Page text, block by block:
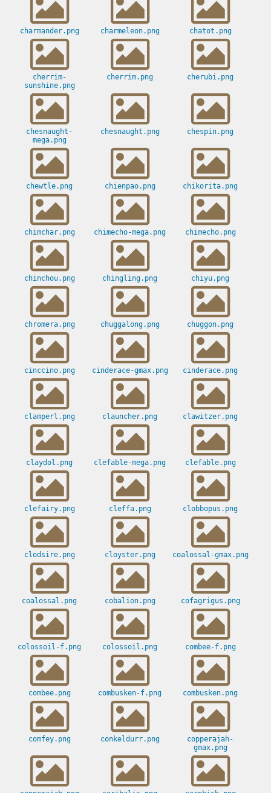
charmander.png charmeleon.png chatot.png
cherrim-
sunshine.png
cherrim.png cherubi.png
chesnaught-
mega.png
chesnaught.png chespin.png
chewtle.png chienpao.png chikorita.png
chimchar.png chimecho-mega.png chimecho.png
chinchou.png chingling.png chiyu.png
chromera.png chuggalong.png chuggon.png
cinccino.png cinderace-gmax.png cinderace.png
clamperl.png clauncher.png clawitzer.png
claydol.png clefable-mega.png clefable.png
clefairy.png cleffa.png clobbopus.png
clodsire.png cloyster.png coalossal-gmax.png
coalossal.png cobalion.png cofagrigus.png
colossoil-f.png colossoil.png combee-f.png
combee.png combusken-f.png combusken.png
comfey.png conkeldurr.png
copperajah-
gmax.png